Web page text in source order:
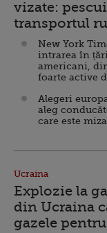
vizate:
transportul
New York
intrarea în
americani,
foarte active
Alegeri
aleg
care este
Ucraina
Explozie la
din Ucraina
gazele